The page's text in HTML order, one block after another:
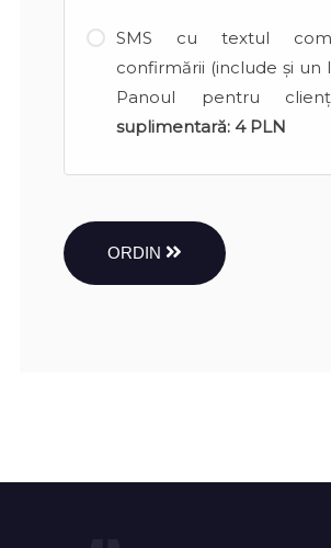
SMS cu textul
confirmării (include și un
Panoul pentru
suplimentară: 4 PLN
ORDIN